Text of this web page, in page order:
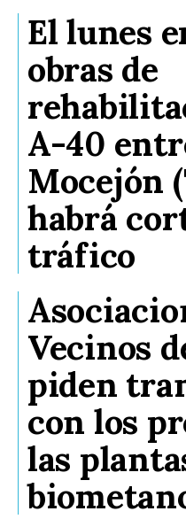
El lunes
obras de
A-40
Mocejón
habrá
tráfico
Vecinos
piden
con los
las